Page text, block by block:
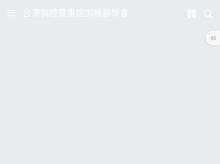
台灣胸腔暨重症加護醫學會